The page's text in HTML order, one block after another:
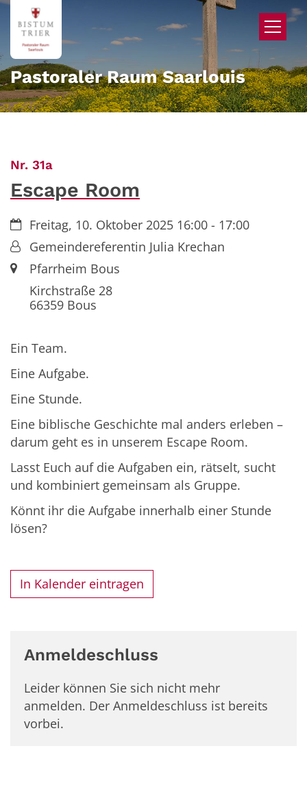
Zum Inhalt springen
Pastoraler Raum Saarlouis
Nr. 31a:
Escape Room
Datum:Freitag, 10. Oktober 2025 16:00 - 17:00
Von:Gemeindereferentin Julia Krechan
Ort:Pfarrheim Bous
Kirchstraße 28
66359Bous
Ein Team.
Eine Aufgabe.
Eine Stunde.
Eine biblische Geschichte mal anders erleben –
darum geht es in unserem Escape Room.
Lasst Euch auf die Aufgaben ein, rätselt, sucht
und kombiniert gemeinsam als Gruppe.
Könnt ihr die Aufgabe innerhalb einer Stunde
lösen?
In Kalender eintragen
Anmeldeschluss
Leider können Sie sich nicht mehr
anmelden. Der Anmeldeschluss ist bereits
vorbei.